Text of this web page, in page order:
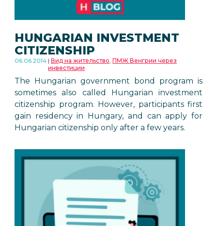
HUNGARIAN INVESTMENT
CITIZENSHIP
06.06.2014 Вид на жительство, ПМЖ Венгрии через
инвестиции
The Hungarian government bond program is
sometimes also called Hungarian investment
citizenship program. However, participants first
gain residency in Hungary, and can apply for
Hungarian citizenship only after a few years.